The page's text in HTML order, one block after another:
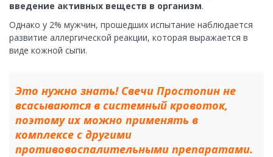
введение активных веществ в организм.
Однако у 2% мужчин, прошедших испытание наблюдается
развитие аллергической реакции, которая выражается в
виде кожной сыпи.
Это нужно знать! Свечи Простопин не
всасываются в системный кровоток,
поэтому их можно применять в
комплексе с другими
противовоспалительными препаратами.